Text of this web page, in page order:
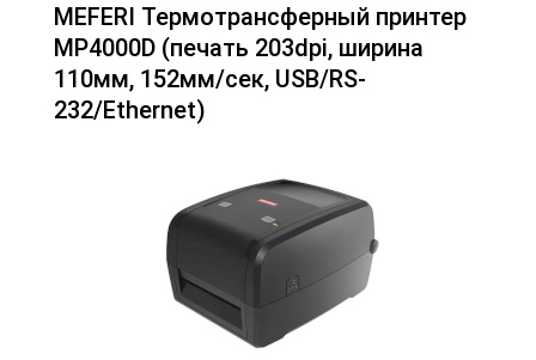
MEFERI Термотрансферный принтер
MP4000D (печать 203dpi, ширина
110мм, 152мм/сек, USB/RS-
232/Ethernet)